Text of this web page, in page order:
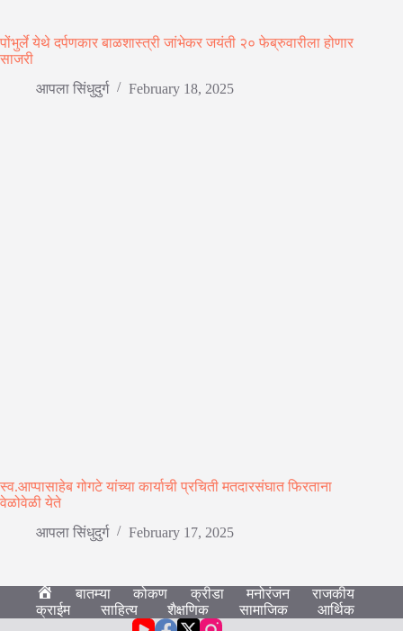
पोंभुर्ले येथे दर्पणकार बाळशास्त्री जांभेकर जयंती २० फेब्रुवारीला होणार
साजरी
आपला सिंधुदुर्ग
February 18, 2025
स्व.आप्पासाहेब गोगटे यांच्या कार्याची प्रचिती मतदारसंघात फिरताना
वेळोवेळी येते
आपला सिंधुदुर्ग
February 17, 2025
हो
म
बातम्या कोकण क्रीडा मनोरंजन
राजकीय
क्राईम
साहित्य शैक्षणिक सामाजिक आर्थिक